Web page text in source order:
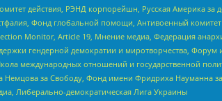
действия, РЭНД корпорейшн, Русская Америка
Фонд глобальной помощи, Антивоенный
Monitor, Article 19, Мнение медиа, Федерация
гендерной демократии и миротворчества,
международных отношений и государственной
за Свободу, Фонд имени Фридриха Науманна
Либерально-демократическая Лига Украины